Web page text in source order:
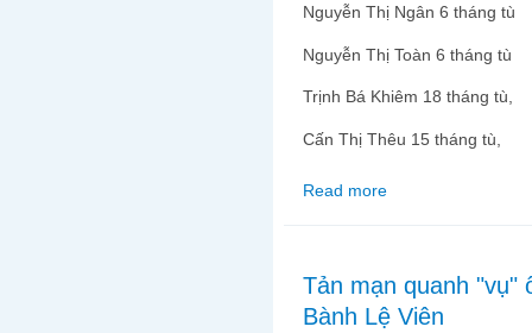
Nguyễn Thị Ngân 6 tháng tù
Nguyễn Thị Toàn 6 tháng tù
Trịnh Bá Khiêm 18 tháng tù,
Cấn Thị Thêu 15 tháng tù,
Read more
Tản mạn quanh "vụ"
Bành Lệ Viên